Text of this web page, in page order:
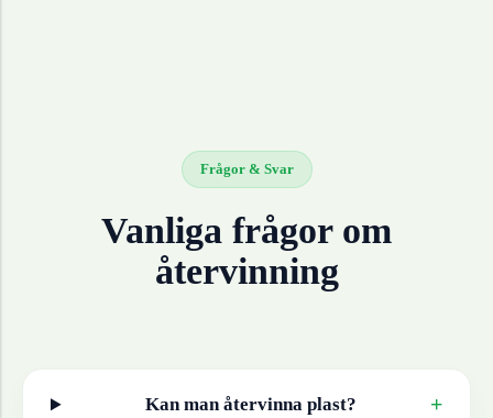
Frågor & Svar
Vanliga frågor om
återvinning
Kan man återvinna plast? +